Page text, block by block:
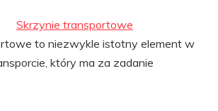
Skrzynie transportowe
to niezwykle istotny element w
który ma za zadanie